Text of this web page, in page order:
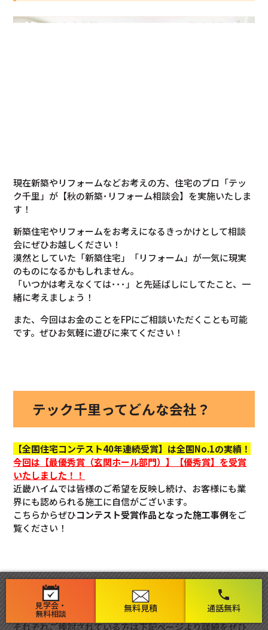
見学会・
無料相談 無料見積
phone
通話無料
現在新築やリフォームなどお考えの方、住宅のプロ「テッ
ク千里」が【秋の新築･リフォーム相談会】を実施いたしま
す！
新築住宅やリフォームをお考えになるきっかけとして相談
会にぜひお越しください！
漠然としていた「新築住宅」「リフォーム」が一気に現実
のものになるかもしれません。
「いつかは考えなくては･･･」と先延ばしにしてたこと、一
緒に考えましょう！
また、今回はお金のことをFPにご相談いただくことも可能
です。ぜひお気軽に遊びに来てください！
テック千里ってどんな会社？
【全国住宅コンテスト40年連続受賞】は全国No.1の実績！
今回は【最優秀賞（玄関ホール部門）】【優秀賞】を受賞
いたしました！！
近畿ハイムでは皆様のご希望を反映し続け、お客様にも業
界にも認められる施工に自信がございます。
こちらからぜひコンテスト受賞作品となった施工事例をご
覧ください！